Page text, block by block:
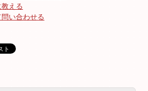
える
い合わせる